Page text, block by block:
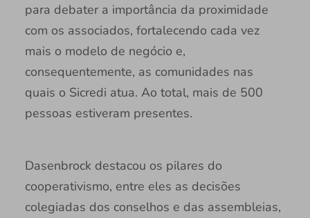
para debater a importância da proximidade
com os associados, fortalecendo cada vez
mais o modelo de negócio e,
consequentemente, as comunidades nas
quais o Sicredi atua. Ao total, mais de 500
pessoas estiveram presentes.
Dasenbrock destacou os pilares do
cooperativismo, entre eles as decisões
colegiadas dos conselhos e das assembleias,